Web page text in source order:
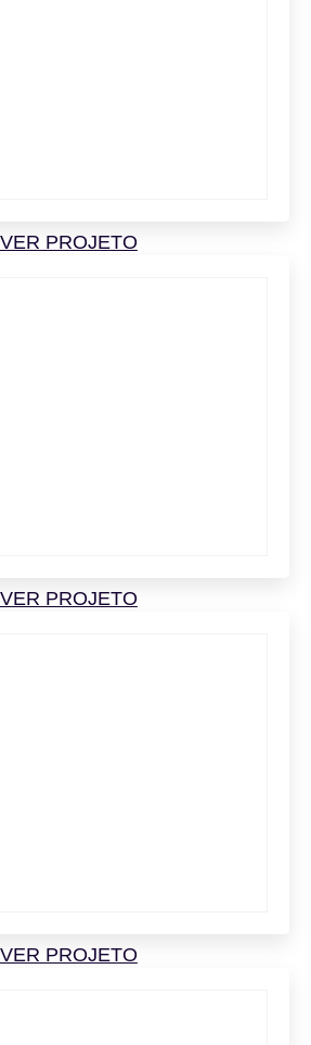
VER PROJETO
VER PROJETO
VER PROJETO